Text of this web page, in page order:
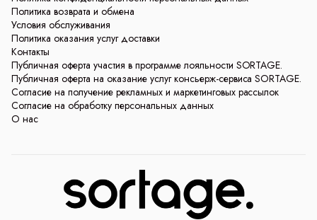
Политика возврата и обмена
Условия обслуживания
Политика оказания услуг доставки
Контакты
Публичная оферта участия в программе лояльности SORTAGE.
Публичная оферта на оказание услуг консьерж-сервиса SORTAGE.
Согласие на получение рекламных и маркетинговых рассылок
Согласие на обработку персональных данных
О нас